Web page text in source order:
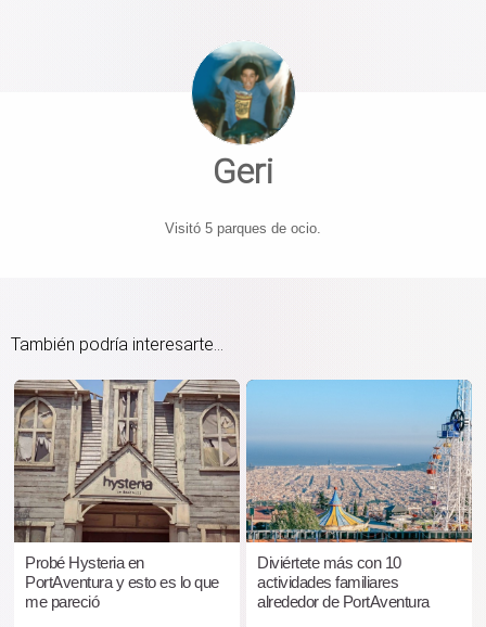
Geri
Visitó 5 parques de ocio.
También podría interesarte...
Probé Hysteria en
PortAventura y esto es lo que
me pareció
Diviértete más con 10
actividades familiares
alrededor de PortAventura